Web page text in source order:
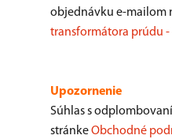
objednávku e-mailom
transformátora prúdu -
Upozornenie​
Súhlas s
stránkeObchodné